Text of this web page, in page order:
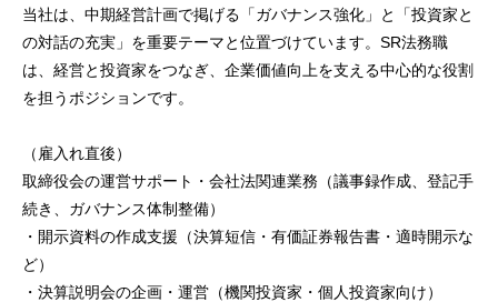
当社は、中期経営計画で掲げる「ガバナンス強化」と「投資家と
の対話の充実」を重要テーマと位置づけています。SR法務職
は、経営と投資家をつなぎ、企業価値向上を支える中心的な役割
を担うポジションです。
（雇入れ直後）
取締役会の運営サポート・会社法関連業務（議事録作成、登記手
続き、ガバナンス体制整備）
・開示資料の作成支援（決算短信・有価証券報告書・適時開示な
ど）
・決算説明会の企画・運営（機関投資家・個人投資家向け）